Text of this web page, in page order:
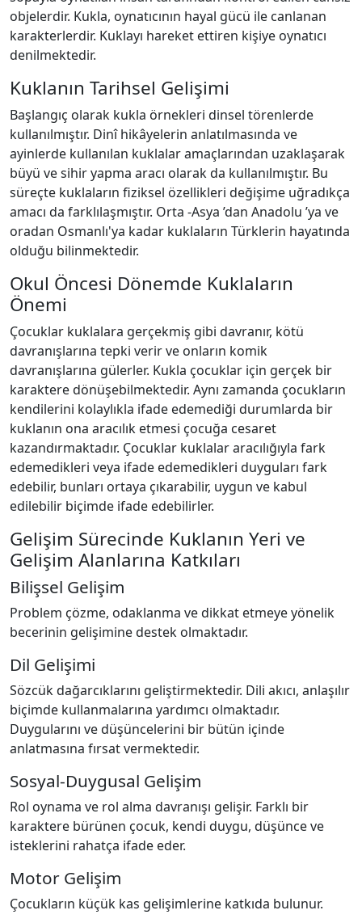
objelerdir. Kukla, oynatıcının hayal gücü ile canlanan
karakterlerdir. Kuklayı hareket ettiren kişiye oynatıcı
denilmektedir.
Kuklanın Tarihsel Gelişimi
Başlangıç olarak kukla örnekleri dinsel törenlerde
kullanılmıştır. Dinî hikâyelerin anlatılmasında ve
ayinlerde kullanılan kuklalar amaçlarından uzaklaşarak
büyü ve sihir yapma aracı olarak da kullanılmıştır. Bu
süreçte kuklaların fiziksel özellikleri değişime uğradıkça
amacı da farklılaşmıştır. Orta -Asya ’dan Anadolu ’ya ve
oradan Osmanlı'ya kadar kuklaların Türklerin hayatında
olduğu bilinmektedir.
Okul Öncesi Dönemde Kuklaların
Önemi
Çocuklar kuklalara gerçekmiş gibi davranır, kötü
davranışlarına tepki verir ve onların komik
davranışlarına gülerler. Kukla çocuklar için gerçek bir
karaktere dönüşebilmektedir. Aynı zamanda çocukların
kendilerini kolaylıkla ifade edemediği durumlarda bir
kuklanın ona aracılık etmesi çocuğa cesaret
kazandırmaktadır. Çocuklar kuklalar aracılığıyla fark
edemedikleri veya ifade edemedikleri duyguları fark
edebilir, bunları ortaya çıkarabilir, uygun ve kabul
edilebilir biçimde ifade edebilirler.
Gelişim Sürecinde Kuklanın Yeri ve
Gelişim Alanlarına Katkıları
Bilişsel Gelişim
Problem çözme, odaklanma ve dikkat etmeye yönelik
becerinin gelişimine destek olmaktadır.
Dil Gelişimi
Sözcük dağarcıklarını geliştirmektedir. Dili akıcı, anlaşılır
biçimde kullanmalarına yardımcı olmaktadır.
Duygularını ve düşüncelerini bir bütün içinde
anlatmasına fırsat vermektedir.
Sosyal-Duygusal Gelişim
Rol oynama ve rol alma davranışı gelişir. Farklı bir
karaktere bürünen çocuk, kendi duygu, düşünce ve
isteklerini rahatça ifade eder.
Motor Gelişim
Çocukların küçük kas gelişimlerine katkıda bulunur.